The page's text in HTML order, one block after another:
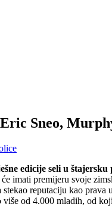
Eric Sneo,
edicije seli u
imati premijeru svoje
reputaciju kao prava
od 4.000 mladih, od